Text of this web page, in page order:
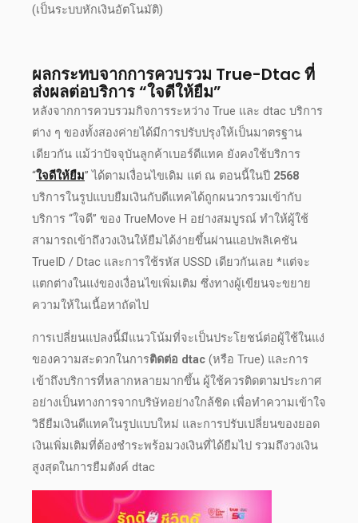
(เป็นระบบหักเงินอัตโนมัติ)
ผลกระทบจากการควบรวม True-Dtac ที่
ส่งผลต่อบริการ “ใจดีให้ยืม”
หลังจากการควบรวมกิจการระหว่าง True และ dtac บริการ
ต่าง ๆ ของทั้งสองค่ายได้มีการปรับปรุงให้เป็นมาตรฐาน
เดียวกัน แม้ว่าปัจจุบันลูกค้าเบอร์ดีแทค ยังคงใช้บริการ
“ใจดีให้ยืม” ได้ตามเงื่อนไขเดิม แต่ ณ ตอนนี้ในปี 2568
บริการในรูปแบบยืมเงินกับดีแทคได้ถูกผนวกรวมเข้ากับ
บริการ “ใจดี” ของ TrueMove H อย่างสมบูรณ์ ทำให้ผู้ใช้
สามารถเข้าถึงวงเงินให้ยืมได้ง่ายขึ้นผ่านแอปพลิเคชัน
TrueID / Dtac และการใช้รหัส USSD เดียวกันเลย *แต่จะ
แตกต่างในแง่ของเงื่อนไขเพิ่มเติม ซึ่งทางผู้เขียนจะขยาย
ความให้ในเนื้อหาถัดไป
การเปลี่ยนแปลงนี้มีแนวโน้มที่จะเป็นประโยชน์ต่อผู้ใช้ในแง่
ของความสะดวกในการติดต่อ dtac (หรือ True) และการ
เข้าถึงบริการที่หลากหลายมากขึ้น ผู้ใช้ควรติดตามประกาศ
อย่างเป็นทางการจากบริษัทอย่างใกล้ชิด เพื่อทำความเข้าใจ
วิธียืมเงินดีแทคในรูปแบบใหม่ และการปรับเปลี่ยนของยอด
เงินเพิ่มเติมที่ต้องชำระพร้อมวงเงินที่ได้ยืมไป รวมถึงวงเงิน
สูงสุดในการยืมตังค์ dtac